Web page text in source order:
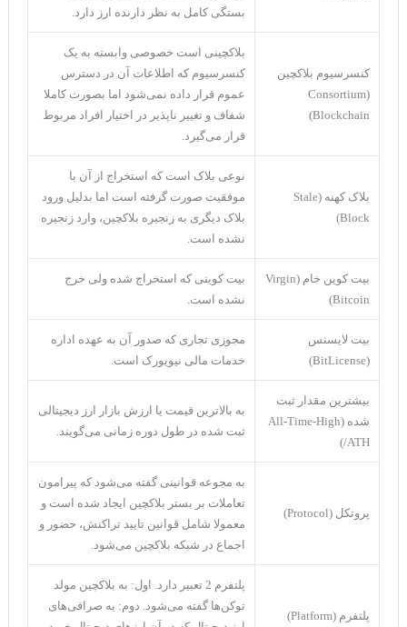
بستگی کامل به نظر دارنده‌ ارز دارد.
کنسرسیوم بلاکچین
(Consortium
Blockchain)
بلاکچینی است خصوصی وابسته به یک
کنسرسیوم که اطلاعات آن در دسترس
عموم قرار داده نمی‌شود اما بصورت کاملا
شفاف و تغییر ناپذیر در اختیار افراد مربوط
قرار می‌گیرد.
بلاک کهنه (Stale
Block)
نوعی بلاک است که استخراج از آن با
موفقیت صورت گرفته است اما بدلیل ورود
بلاک دیگری به زنجیره بلاکچین، وارد زنجیره
نشده است.
بیت کوین خام (Virgin
Bitcoin)
بیت کوینی که استخراج شده ولی خرج
نشده است.
بیت لایسنس
(BitLicense)
مجوزی تجاری که صدور آن به عهده اداره
خدمات مالی نیویورک است.
بیشترین مقدار ثبت
شده (All-Time-High
/ATH)
به بالاترین قیمت یا ارزش بازار ارز دیجیتالی
ثبت شده در طول دوره زمانی می‌گویند.
پروتکل (Protocol)
به مجوعه قوانینی گفته می‌شود که پیرامون
تعاملات بر بستر بلاکچین ایجاد شده است و
معمولا شامل قوانین تایید تراکنش، حضور و
اجماع در شبکه بلاکچین می‌شود.
پلتفرم (Platform)
پلتفرم 2 تعبیر دارد. اول: به بلاکچین مولد
توکن‌ها گفته می‌شود. دوم: به صرافی‌های